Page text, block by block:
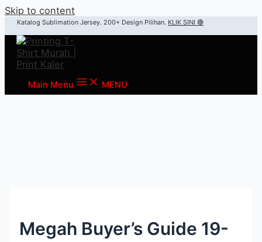
Skip to content
Katalog Sublimation Jersey. 200+ Design Pilihan. KLIK SINI 🔴
Main Menu MENU
Megah Buyer’s Guide 19-